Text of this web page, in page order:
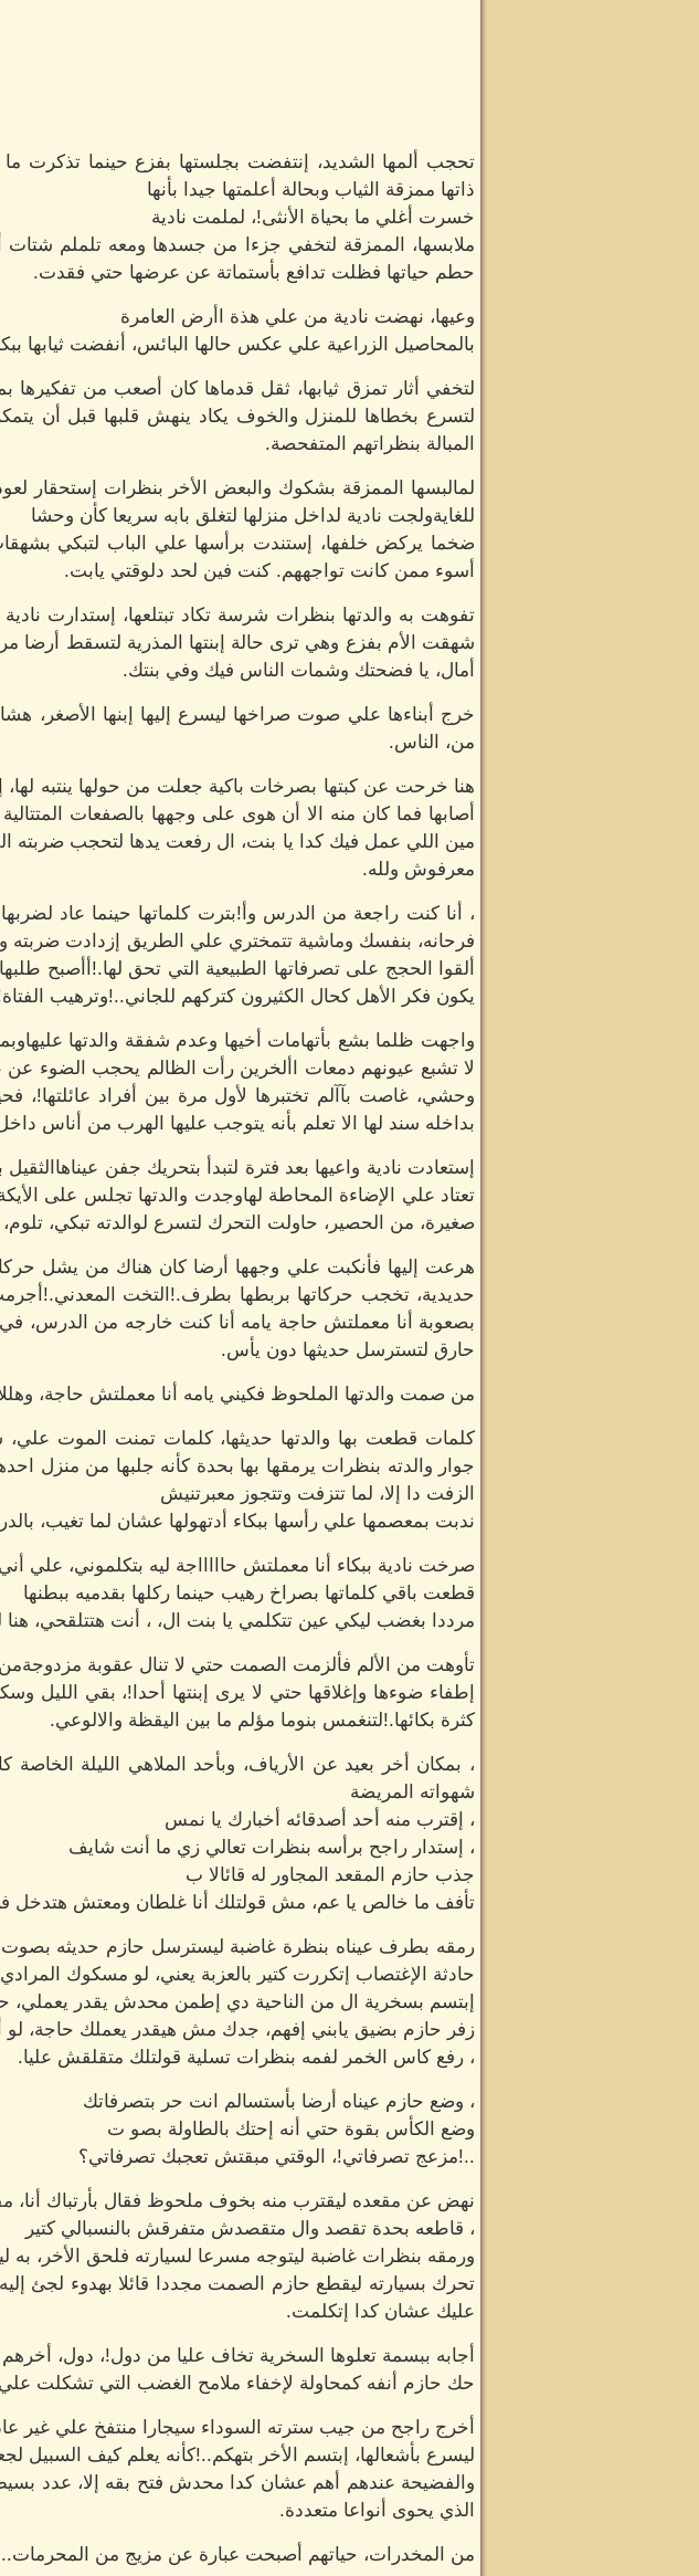
تحجب ألمها الشديد، إنتفضت بجلستها بفزع حينما
ذاتها ممزقة الثياب وبحالة أعلمتها جيدا بأنها
خسرت أغلي ما بحياة الأنثى!، لملمت نادية
ملابسها، الممزقة لتخفي جزءا من جسدها ومعه تلملم شتات
حطم حياتها فظلت تدافع بأستماتة عن عرضها حتي فقدت.
وعيها، نهضت نادية من علي هذة اأرض العامرة
بالمحاصيل الزراعية علي عكس حالها البائس، أنفضت ثيابها
لتخفي أثار تمزق ثيابها، ثقل قدماها كان أصعب من
لتسرع بخطاها للمنزل والخوف يكاد ينهش قلبها قبل أن
المبالة بنظراتهم المتفحصة.
لمالبسها الممزقة بشكوك والبعض الأخر بنظرات إستحقار
للغايةولجت نادية لداخل منزلها لتغلق بابه سريعا كأن وحشا
ضخما يركض خلفها، إستندت برأسها علي الباب لتبكي بشهقات
أسوء ممن كانت تواجههم. كنت فين لحد دلوقتي يابت.
تفوهت به والدتها بنظرات شرسة تكاد تبتلعها، إستدارت
شهقت الأم بفزع وهي ترى حالة إبنتها المذرية لتسقط أرضا
أمال، يا فضحتك وشمات الناس فيك وفي بنتك.
خرج أبناءها علي صوت صراخها ليسرع إليها إبنها الأصغر،
من، الناس.
هنا خرحت عن كبتها بصرخات باكية جعلت من حولها ينتبه
أصابها فما كان منه الا أن هوى على وجهها بالصفعات
مين اللي عمل فيك كدا يا بنت، ال رفعت يدها لتحجب ضربته
معرفوش ولله.
، أنا كنت راجعة من الدرس وأ!بترت كلماتها حينما عاد
فرحانه، بنفسك وماشية تتمختري علي الطريق إزدادت ضربته
ألقوا الحجج على تصرفاتها الطبيعية التي تحق لها.!أأصبح
يكون فكر الأهل كحال الكثيرون كتركهم للجاني..!وترهيب
واجهت ظلما بشع بأتهامات أخيها وعدم شفقة والدتها
لا تشبع عيونهم دمعات األخرين رأت الظالم يحجب الضوء
وحشي، غاصت بآآلم تختبرها لأول مرة بين أفراد عائلتها!،
بداخله سند لها الا تعلم بأنه يتوجب عليها الهرب من أناس
إستعادت نادية واعيها بعد فترة لتبدأ بتحريك جفن
تعتاد علي الإضاءة المحاطة لهاوجدت والدتها تجلس على
صغيرة، من الحصير، حاولت التحرك لتسرع لوالدته تبكي،
هرعت إليها فأنكبت علي وجهها أرضا كان هناك من يشل
حديدية، تخجب حركاتها بربطها بطرف.!التخت
بصعوبة أنا معملتش حاجة يامه أنا كنت خارجه من الدرس، في
حارق لتسترسل حديثها دون يأس.
من صمت والدتها الملحوظ فكيني يامه أنا معملتش حاجة،
كلمات قطعت بها والدتها حديثها، كلمات تمنت الموت
جوار والدته بنظرات يرمقها بها بحدة كأنه جلبها من منزل
الزفت دا إلا، لما تتزفت وتتجوز معبرتنيش
ندبت بمعصمها علي رأسها ببكاء أدتهولها عشان لما
صرخت نادية ببكاء أنا معملتش حاااااجة ليه بتكلموني، علي أني
قطعت باقي كلماتها بصراخ رهيب حينما ركلها بقدميه ببطنها
مرددا بغضب ليكي عين تتكلمي يا بنت ال، ، أنت هتتلقحي،
تأوهت من الألم فألزمت الصمت حتي لا تنال عقوبة
إطفاء ضوءها وإغلاقها حتي لا يرى إبنتها أحدا!، بقي الليل
كثرة بكائها.!لتنغمس بنوما مؤلم ما بين اليقظة والالوعي.
، بمكان أخر بعيد عن الأرياف، وبأحد الملاهي الليلة
شهواته المريضة
، إقترب منه أحد أصدقائه أخبارك يا نمس
، إستدار راجح برأسه بنظرات تعالي زي ما أنت شايف
جذب حازم المقعد المجاور له قائالا ب
تأفف ما خالص يا عم، مش قولتلك أنا غلطان ومعتش هتدخل
رمقه بطرف عيناه بنظرة غاضبة ليسترسل حازم حديثه
حادثة الإغتصاب إتكررت كتير بالعزبة يعني، لو مسكوك
إبتسم بسخرية ال من الناحية دي إطمن محدش يقدر يعملي،
زفر حازم بضيق يابني إفهم، جدك مش هيقدر يعملك حاجة،
، رفع كاس الخمر لفمه بنظرات تسلية قولتلك متقلقش عليا.
، وضع حازم عيناه أرضا بأستسالم انت حر بتصرفاتك
وضع الكأس بقوة حتي أنه إحتك بالطاولة بصو ت
..!مزعج تصرفاتي!، الوقتي مبقتش تعجبك تصرفاتي؟
نهض عن مقعده ليقترب منه بخوف ملحوظ فقال بأرتباك أنا،
، قاطعه بحدة تقصد وال متقصدش متفرقش بالنسبالي كتير
ورمقه بنظرات غاضبة ليتوجه مسرعا لسيارته فلحق الأخر، به
تحرك بسيارته ليقطع حازم الصمت مجددا قائلا بهدوء لجئ
عليك عشان كدا إتكلمت.
أجابه ببسمة تعلوها السخرية تخاف عليا من دول!، دول،
حك حازم أنفه كمحاولة لإخفاء ملامح الغضب التي تشكلت
أخرج راجح من جيب سترته السوداء سيجارا منتفخ علي غير
ليسرع بأشعالها، إبتسم الأخر بتهكم..!كأنه يعلم كيف
والفضيحة عندهم أهم عشان كدا محدش فتح بقه إلا، عدد
الذي يحوى أنواعا متعددة.
من المخدرات، حياتهم أصبحت عبارة عن مزيج من